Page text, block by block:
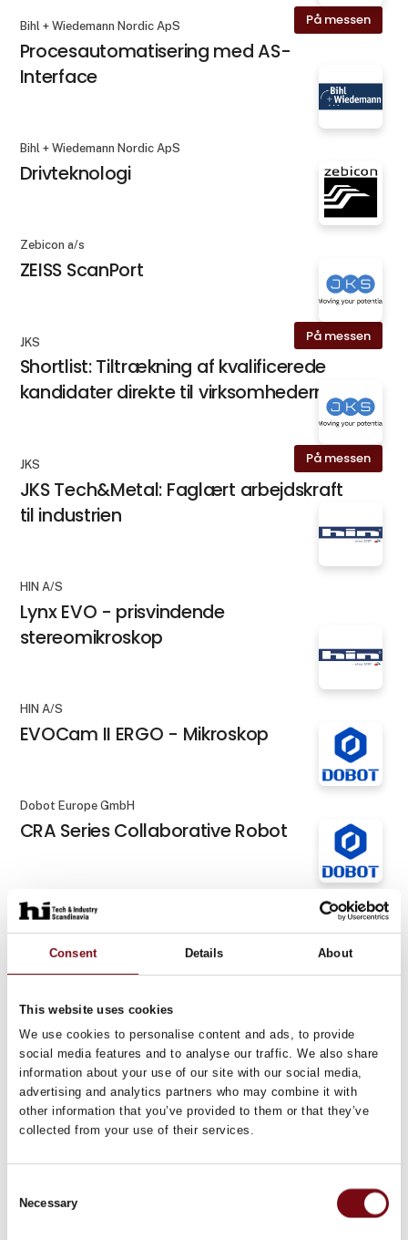
Consent Details About
This website uses cookies
We use cookies to personalise content and ads, to provide
social media features and to analyse our traffic. We also share
information about your use of our site with our social media,
advertising and analytics partners who may combine it with
other information that you’ve provided to them or that they’ve
collected from your use of their services.
Selection
Necessary
På messen
Bihl + Wiedemann Nordic ApS
Procesautomatisering med AS-
Interface
Bihl + Wiedemann Nordic ApS
Drivteknologi
Zebicon a/s
ZEISS ScanPort
På messen
JKS
Shortlist: Tiltrækning af kvalificerede
kandidater direkte til virksomhederne
På messen
JKS
JKS Tech&Metal: Faglært arbejdskraft
til industrien
HIN A/S
Lynx EVO - prisvindende
stereomikroskop
HIN A/S
EVOCam II ERGO - Mikroskop
Dobot Europe GmbH
CRA Series Collaborative Robot
Dobot Europe GmbH
DOBOT Nova Series
Collaborative Welding Solution
Dobot Europe GmbH
Automated Palletizing Solution
På messen
Bjælkevejecelle BM 50 (BM-Ex 50)